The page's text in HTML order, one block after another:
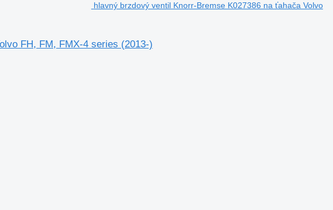
hlavný brzdový ventil Knorr-Bremse K027386 na ťahača Volvo
FH, FM, FMX-4 series (2013-)